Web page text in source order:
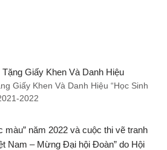
Giấy Khen Và Danh Hiệu “Học Sinh
2022
màu” năm 2022 và cuộc thi vẽ tranh
Nam – Mừng Đại hội Đoàn” do Hội